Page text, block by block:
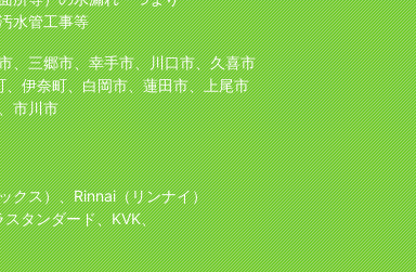
水管工事等
、三郷市、幸手市、川口市、久喜市
伊奈町、白岡市、蓮田市、上尾市
市川市
クス）、Rinnai（リンナイ）
タンダード、KVK、